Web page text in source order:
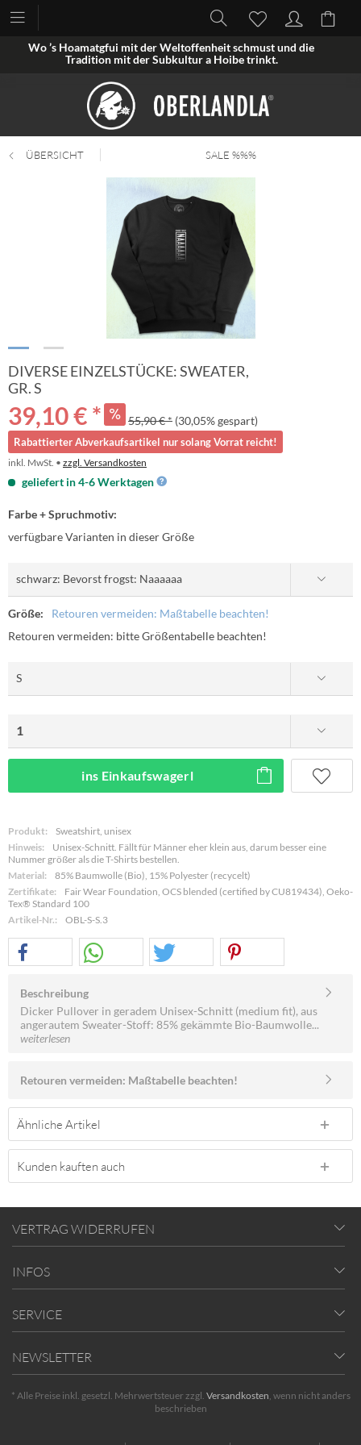
Wo ’s Hoamatgfui mit der Weltoffenheit schmust und die
Tradition mit der Subkultur a Hoibe trinkt.
ÜBERSICHT SALE %%%
DIVERSE EINZELSTÜCKE: SWEATER,
GR. S
39,10 € * 55,90 € * (30,05% gespart)
Rabattierter Abverkaufsartikel nur solang Vorrat reicht!
inkl. MwSt. • zzgl. Versandkosten
geliefert in 4-6 Werktagen
Farbe + Spruchmotiv:
verfügbare Varianten in dieser Größe
Größe:
Retouren vermeiden: Maßtabelle beachten!
Retouren vermeiden: bitte Größentabelle beachten!
ins Einkaufswagerl
Produkt:
Sweatshirt, unisex
Hinweis:
Unisex-Schnitt. Fällt für Männer eher klein aus, darum besser eine
Nummer größer als die T-Shirts bestellen.
Material:
85% Baumwolle (Bio), 15% Polyester (recycelt)
Zertifikate:
Fair Wear Foundation, OCS blended (certified by CU819434), Oeko-
Tex® Standard 100
Artikel-Nr.:
OBL-S-S.3
Beschreibung
Dicker Pullover in geradem Unisex-Schnitt (medium fit), aus
angerautem Sweater-Stoff: 85% gekämmte Bio-Baumwolle...
weiterlesen
Retouren vermeiden: Maßtabelle beachten!
Ähnliche Artikel
Kunden kauften auch
VERTRAG WIDERRUFEN
INFOS
SERVICE
NEWSLETTER
* Alle Preise inkl. gesetzl. Mehrwertsteuer zzgl. Versandkosten, wenn nicht anders
beschrieben